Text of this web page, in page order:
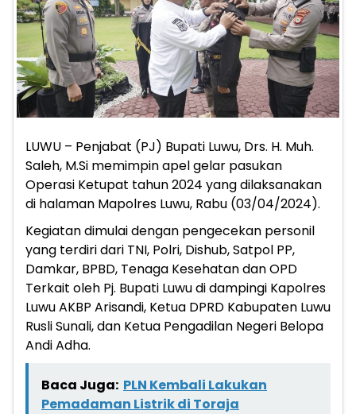
LUWU – Penjabat (PJ) Bupati Luwu, Drs. H. Muh.
Saleh, M.Si memimpin apel gelar pasukan
Operasi Ketupat tahun 2024 yang dilaksanakan
di halaman Mapolres Luwu, Rabu (03/04/2024).
Kegiatan dimulai dengan pengecekan personil
yang terdiri dari TNI, Polri, Dishub, Satpol PP,
Damkar, BPBD, Tenaga Kesehatan dan OPD
Terkait oleh Pj. Bupati Luwu di dampingi Kapolres
Luwu AKBP Arisandi, Ketua DPRD Kabupaten Luwu
Rusli Sunali, dan Ketua Pengadilan Negeri Belopa
Andi Adha.
Baca Juga: PLN Kembali Lakukan
Pemadaman Listrik di Toraja